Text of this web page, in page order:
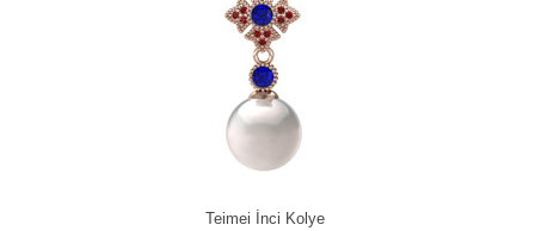
Teimei İnci Kolye